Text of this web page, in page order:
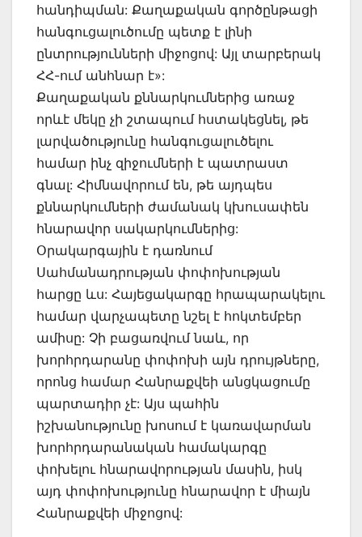
հանդիպման: Քաղաքական գործընթացի
հանգուցալուծումը պետք է լինի
ընտրությունների միջոցով: Այլ տարբերակ
ՀՀ-ում անհնար է»:
Քաղաքական քննարկումներից առաջ
որևէ մեկը չի շտապում հստակեցնել, թե
լարվածությունը հանգուցալուծելու
համար ինչ զիջումների է պատրաստ
գնալ: Հիմնավորում են, թե այդպես
քննարկումների ժամանակ կխուսափեն
հնարավոր սակարկումներից:
Օրակարգային է դառնում
Սահմանադրության փոփոխության
հարցը ևս: Հայեցակարգը հրապարակելու
համար վարչապետը նշել է հոկտեմբեր
ամիսը: Չի բացառվում նաև, որ
խորհրդարանը փոփոխի այն դրույթները,
որոնց համար Հանրաքվեի անցկացումը
պարտադիր չէ: Այս պահին
իշխանությունը խոսում է կառավարման
խորհրդարանական համակարգը
փոխելու հնարավորության մասին, իսկ
այդ փոփոխությունը հնարավոր է միայն
Հանրաքվեի միջոցով: